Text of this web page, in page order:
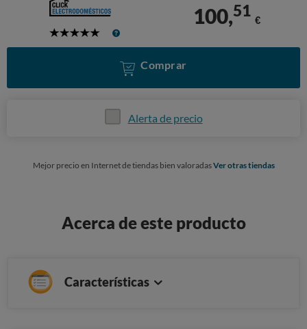
5
100,51
€
Comprar
Alerta de precio
Mejor precio en Internet de tiendas bien valoradasVer otras tiendas
Acerca de este producto
Características